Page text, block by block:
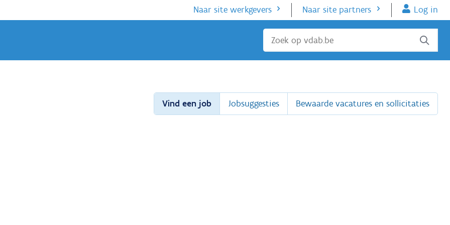
Naar site werkgevers Naar site partners Log in
Sluiten
Vind een job Jobsuggesties Bewaarde vacatures en sollicitaties